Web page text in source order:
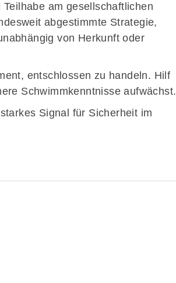
am gesellschaftlichen
abgestimmte Strategie,
von Herkunft oder
entschlossen zu handeln. Hilf
Schwimmkenntnisse aufwächst.
Signal für Sicherheit im